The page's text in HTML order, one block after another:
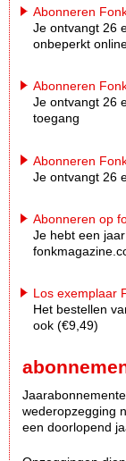
Abonneren
Je ontvangt 26
onbeperkt
Abonneren
Je ontvangt 26
toegang
Abonneren
Je ontvangt 26
Abonneren op
Je hebt een
Los exemplaar
Het bestellen
ook (€9,49)
wederopzegging
een doorlopend